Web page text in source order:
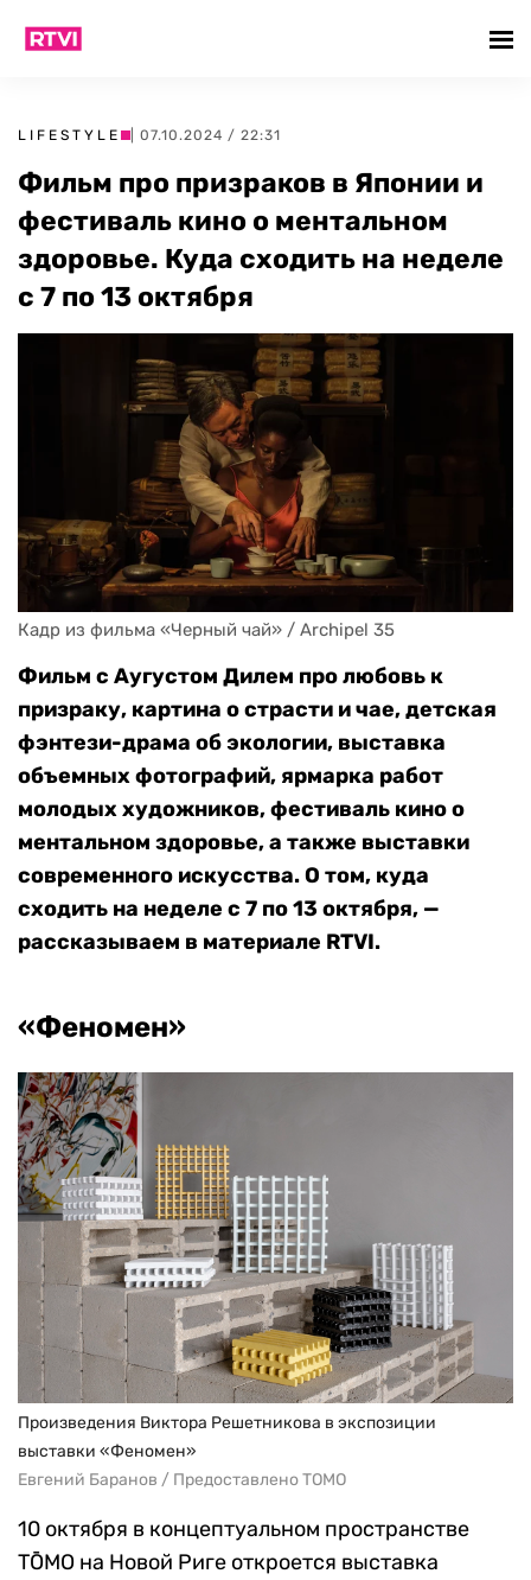
LIFESTYLE | 07.10.2024 / 22:31
Фильм про призраков в Японии и
фестиваль кино о ментальном
здоровье. Куда сходить на неделе
с 7 по 13 октября
Кадр из фильма «Черный чай» / Archipel 35
Фильм с Аугустом Дилем про любовь к
призраку, картина о страсти и чае, детская
фэнтези-драма об экологии, выставка
объемных фотографий, ярмарка работ
молодых художников, фестиваль кино о
ментальном здоровье, а также выставки
современного искусства. О том, куда
сходить на неделе с 7 по 13 октября, —
рассказываем в материале RTVI.
«Феномен»
Произведения Виктора Решетникова в экспозиции
выставки «Феномен»
Евгений Баранов / Предоставлено ТОМО
10 октября в концептуальном пространстве
TŌMO на Новой Риге откроется выставка